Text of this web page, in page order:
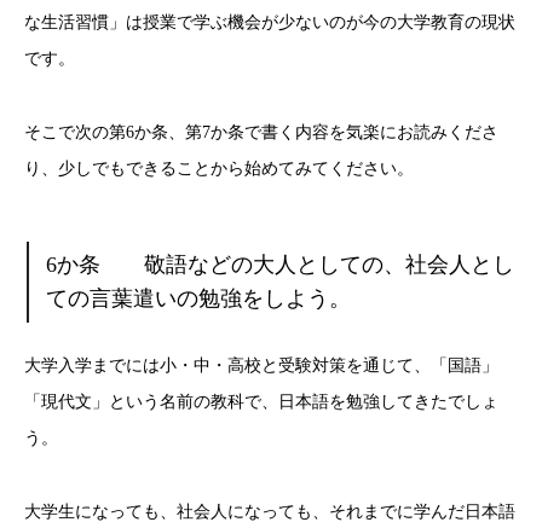
な生活習慣」は授業で学ぶ機会が少ないのが今の大学教育の現状
です。
そこで次の第6か条、第7か条で書く内容を気楽にお読みくださ
り、少しでもできることから始めてみてください。
6か条 敬語などの大人としての、社会人とし
ての言葉遣いの勉強をしよう。
大学入学までには小・中・高校と受験対策を通じて、「国語」
「現代文」という名前の教科で、日本語を勉強してきたでしょ
う。
大学生になっても、社会人になっても、それまでに学んだ日本語